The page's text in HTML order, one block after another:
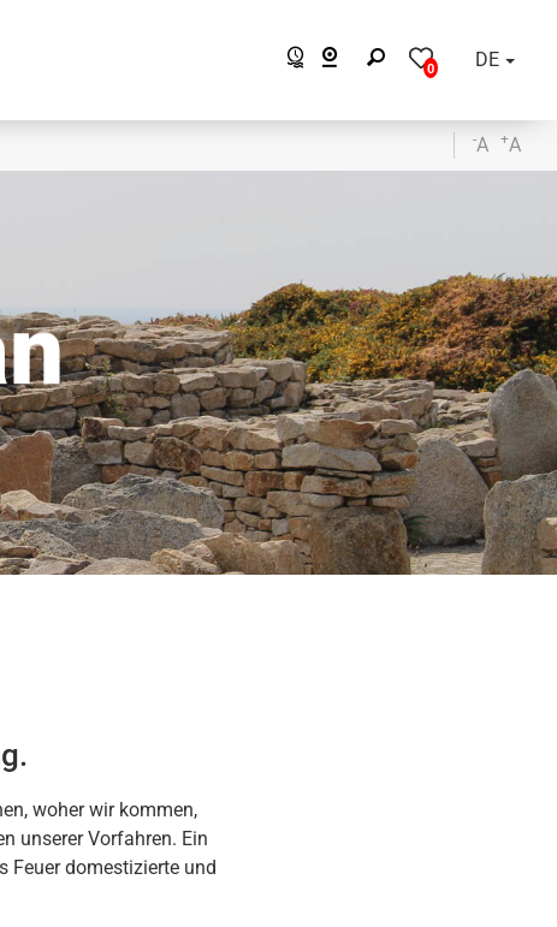
0 DE
-A +A
woher wir kommen,
unserer Vorfahren. Ein
Feuer domestizierte und